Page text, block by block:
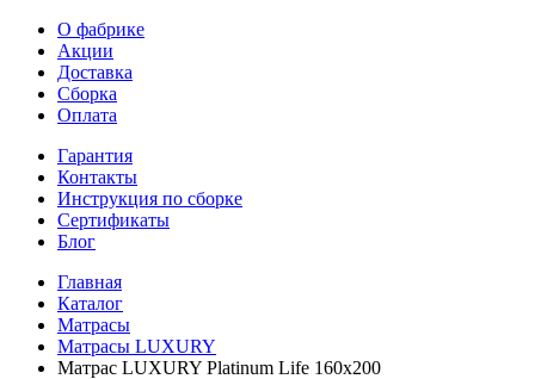
О фабрике
Акции
Доставка
Сборка
Оплата
Гарантия
Контакты
Инструкция по сборке
Сертификаты
Блог
Главная
Каталог
Матрасы
Матрасы LUXURY
Матрас LUXURY Platinum Life 160x200